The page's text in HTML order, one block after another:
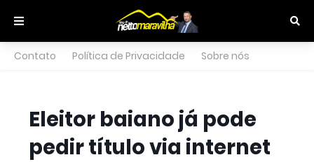
Contato Política de Privacidade Sobre nós
Eleitor baiano já pode
pedir título via internet